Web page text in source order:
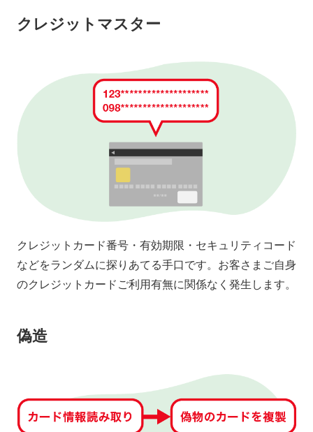
クレジットマスター
クレジットカード番号・有効期限・セキュリティコード
などをランダムに探りあてる手口です。お客さまご自身
のクレジットカードご利用有無に関係なく発生します。
偽造